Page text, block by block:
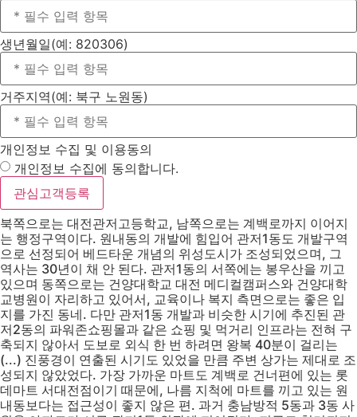
생년월일(예: 820306)
거주지역(예: 북구 노원동)
개인정보 수집 및 이용동의
개인정보 수집에 동의합니다.
관심고객등록
북쪽으로는 대전관저고등학교, 남쪽으로는 계백로까지 이어지
는 행정구역이다. 원내동의 개발에 힘입어 관저1동도 개발구역
으로 선정되어 베드타운 개념의 위성도시가 조성되었으며, 그
역사는 30년이 채 안 된다. 관저1동의 서쪽에는 봉우산을 끼고
있으며 동쪽으로는 건양대학교 대전 메디컬캠퍼스와 건양대학
교병원이 자리하고 있어서, 교육이나 복지 측면으로는 좋은 입
지를 가진 동네. 다만 관저1동 개발과 비슷한 시기에 추진된 관
저2동의 파워존쇼핑몰과 같은 쇼핑 및 먹거리 인프라는 전혀 구
축되지 않아서 도보로 외식 한 번 하려면 왕복 40분이 걸리는
(...) 진풍경이 연출된 시기도 있었을 만큼 주변 상가는 제대로 조
성되지 않았었다. 가장 가까운 마트도 계백로 건너편에 있는 롯
데마트 서대전점이기 때문에, 나름 지척에 마트를 끼고 있는 원
내동보다는 접근성이 좋지 않은 편. 과거 충남방적 5동과 3동 사